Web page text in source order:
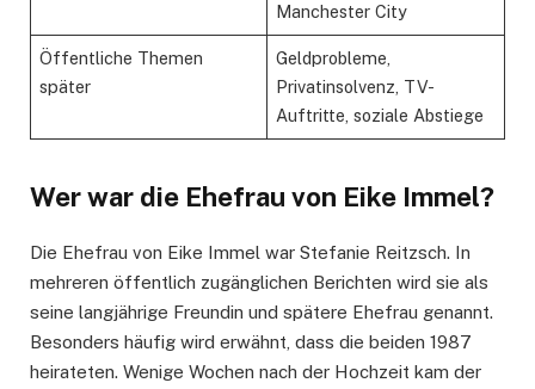
Manchester City
Öffentliche Themen
später
Geldprobleme,
Privatinsolvenz, TV-
Auftritte, soziale Abstiege
Wer war die Ehefrau von Eike Immel?
Die Ehefrau von Eike Immel war Stefanie Reitzsch. In
mehreren öffentlich zugänglichen Berichten wird sie als
seine langjährige Freundin und spätere Ehefrau genannt.
Besonders häufig wird erwähnt, dass die beiden 1987
heirateten. Wenige Wochen nach der Hochzeit kam der